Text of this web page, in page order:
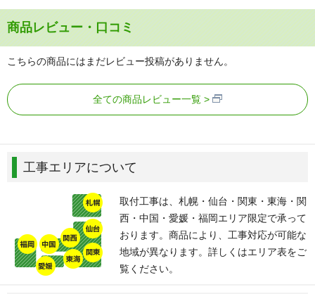
商品レビュー・口コミ
こちらの商品にはまだレビュー投稿がありません。
全ての商品レビュー一覧
工事エリアについて
取付工事は、札幌・仙台・関東・東海・関
西・中国・愛媛・福岡エリア限定で承って
おります。商品により、工事対応が可能な
地域が異なります。詳しくはエリア表をご
覧ください。